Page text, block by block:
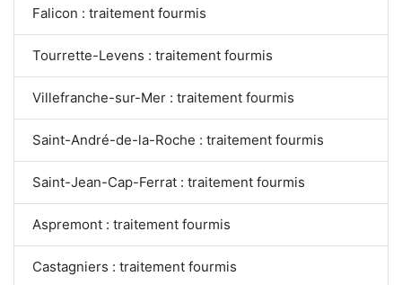
Falicon : traitement fourmis
Tourrette-Levens : traitement fourmis
Villefranche-sur-Mer : traitement fourmis
Saint-André-de-la-Roche : traitement fourmis
Saint-Jean-Cap-Ferrat : traitement fourmis
Aspremont : traitement fourmis
Castagniers : traitement fourmis